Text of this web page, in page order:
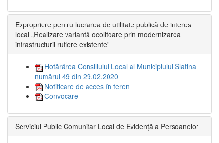
Expropriere pentru lucrarea de utilitate publică de interes
local „Realizare variantă ocolitoare prin modernizarea
infrastructurii rutiere existente”
Hotărârea Consiliului Local al Municipiului Slatina
numărul 49 din 29.02.2020
Notificare de acces în teren
Convocare
Serviciul Public Comunitar Local de Evidență a Persoanelor